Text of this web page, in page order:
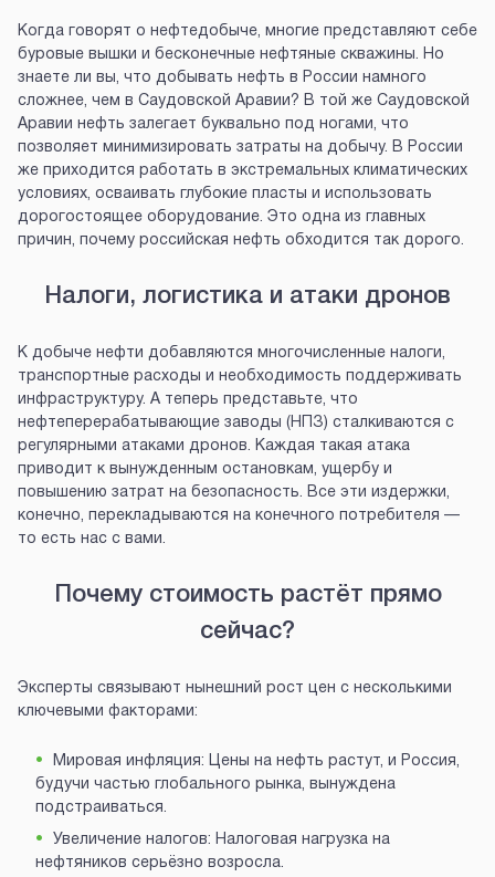
Когда говорят о нефтедобыче, многие представляют себе
буровые вышки и бесконечные нефтяные скважины. Но
знаете ли вы, что добывать нефть в России намного
сложнее, чем в Саудовской Аравии? В той же Саудовской
Аравии нефть залегает буквально под ногами, что
позволяет минимизировать затраты на добычу. В России
же приходится работать в экстремальных климатических
условиях, осваивать глубокие пласты и использовать
дорогостоящее оборудование. Это одна из главных
причин, почему российская нефть обходится так дорого.
Налоги, логистика и атаки дронов
К добыче нефти добавляются многочисленные налоги,
транспортные расходы и необходимость поддерживать
инфраструктуру. А теперь представьте, что
нефтеперерабатывающие заводы (НПЗ) сталкиваются с
регулярными атаками дронов. Каждая такая атака
приводит к вынужденным остановкам, ущербу и
повышению затрат на безопасность. Все эти издержки,
конечно, перекладываются на конечного потребителя —
то есть нас с вами.
Почему стоимость растёт прямо
сейчас?
Эксперты связывают нынешний рост цен с несколькими
ключевыми факторами:
Мировая инфляция: Цены на нефть растут, и Россия,
будучи частью глобального рынка, вынуждена
подстраиваться.
Увеличение налогов: Налоговая нагрузка на
нефтяников серьёзно возросла.